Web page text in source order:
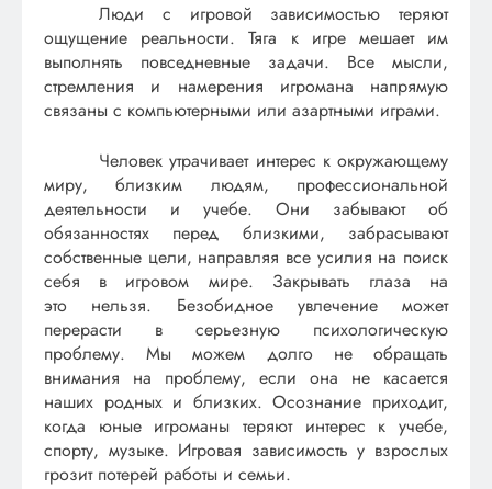
Люди с игровой зависимостью теряют
ощущение реальности. Тяга к игре мешает им
выполнять повседневные задачи. Все мысли,
стремления и намерения игромана напрямую
связаны с компьютерными или азартными играми.
Человек утрачивает интерес к окружающему
миру, близким людям, профессиональной
деятельности и учебе. Они забывают об
обязанностях перед близкими, забрасывают
собственные цели, направляя все усилия на поиск
себя в игровом мире. Закрывать глаза на
это нельзя. Безобидное увлечение может
перерасти в серьезную психологическую
проблему. Мы можем долго не обращать
внимания на проблему, если она не касается
наших родных и близких. Осознание приходит,
когда юные игроманы теряют интерес к учебе,
спорту, музыке. Игровая зависимость у взрослых
грозит потерей работы и семьи.